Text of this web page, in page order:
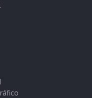
sigue
mi cabeza.
qué será?